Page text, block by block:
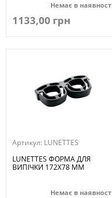
Немає в
1133,00 грн
Артикул: LUNETTES
LUNETTES ФОРМА ДЛЯ
ВИПІЧКИ 172Х78 ММ
Немає в